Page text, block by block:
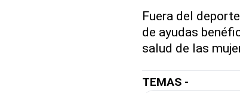
Fuera del
de ayudas
salud de las
TEMAS -